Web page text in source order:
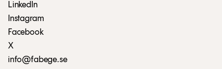
LinkedIn
Instagram
Facebook
X
info@fabege.se